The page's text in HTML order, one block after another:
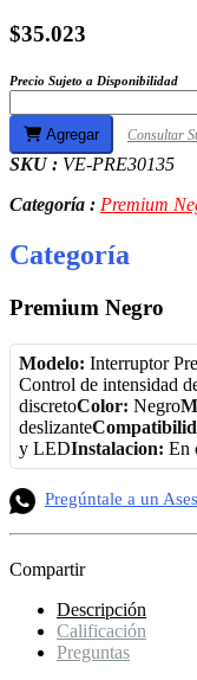
$35.023
Precio Sujeto a Disponibilidad
Agregar Consultar
SKU : VE-PRE30135
Categoría : Premium
Categoría
Premium Negro
Modelo: Interruptor
Control de intensidad
discretoColor: Negro
deslizante
y LEDInstalacion: En
Pregúntale a un
Compartir
Descripción
Calificación
Preguntas